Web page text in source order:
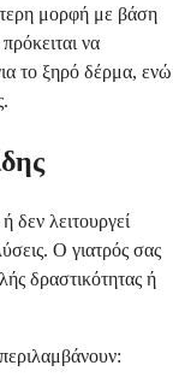
μορφή με βάση
να
το ξηρό δέρμα, ενώ
δεν λειτουργεί
Ο γιατρός σας
δραστικότητας ή